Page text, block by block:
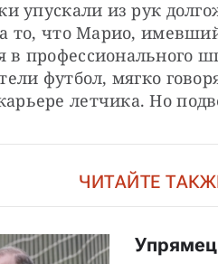
упускали из рук
то, что Марио,
в профессионального
футбол, мягко
летчика. Но
ЧИТАЙТЕ
Упрямец